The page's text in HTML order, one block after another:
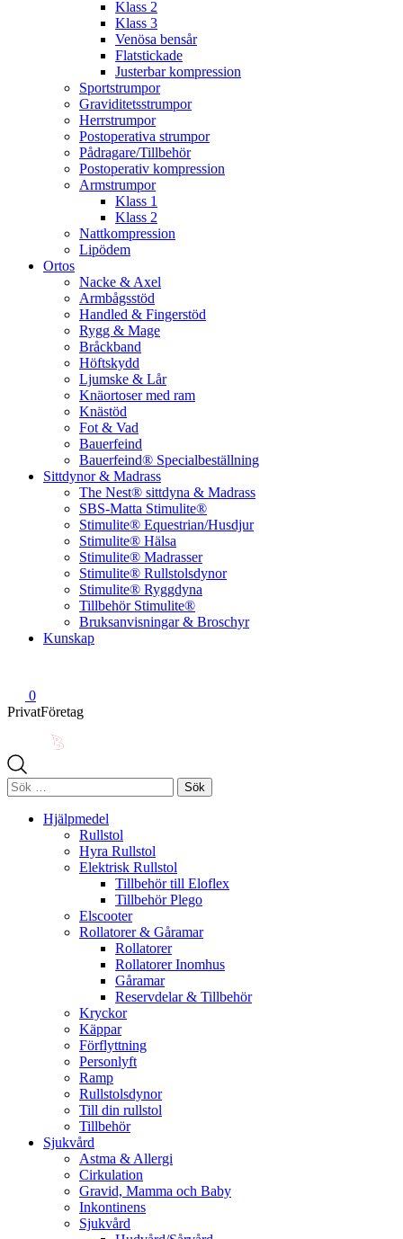
Klass 2
Klass 3
Venösa bensår
Flatstickade
Justerbar kompression
Sportstrumpor
Graviditetsstrumpor
Herrstrumpor
Postoperativa strumpor
Pådragare/Tillbehör
Postoperativ kompression
Armstrumpor
Klass 1
Klass 2
Nattkompression
Lipödem
Ortos
Nacke & Axel
Armbågsstöd
Handled & Fingerstöd
Rygg & Mage
Bråckband
Höftskydd
Ljumske & Lår
Knäortoser med ram
Knästöd
Fot & Vad
Bauerfeind
Bauerfeind® Specialbeställning
Sittdynor & Madrass
The Nest® sittdyna & Madrass
SBS-Matta Stimulite®
Stimulite® Equestrian/Husdjur
Stimulite® Hälsa
Stimulite® Madrasser
Stimulite® Rullstolsdynor
Stimulite® Ryggdyna
Tillbehör Stimulite®
Bruksanvisningar & Broschyr
Kunskap
0
PrivatFöretag
Sök
efter:
Hjälpmedel
Rullstol
Hyra Rullstol
Elektrisk Rullstol
Tillbehör till Eloflex
Tillbehör Plego
Elscooter
Rollatorer & Gåramar
Rollatorer
Rollatorer Inomhus
Gåramar
Reservdelar & Tillbehör
Kryckor
Käppar
Förflyttning
Personlyft
Ramp
Rullstolsdynor
Till din rullstol
Tillbehör
Sjukvård
Astma & Allergi
Cirkulation
Gravid, Mamma och Baby
Inkontinens
Sjukvård